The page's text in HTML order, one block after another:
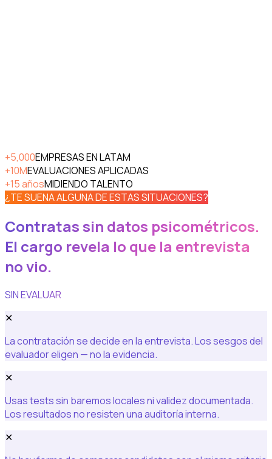
+5,000EMPRESAS EN LATAM
+10MEVALUACIONES APLICADAS
+15 añosMIDIENDO TALENTO
¿TE SUENA ALGUNA DE ESTAS SITUACIONES?
Contratas sin datos psicométricos.
El cargo revela lo que la entrevista
no vio.
SIN EVALUAR
✕
La contratación se decide en la entrevista. Los sesgos del
evaluador eligen — no la evidencia.
✕
Usas tests sin baremos locales ni validez documentada.
Los resultados no resisten una auditoría interna.
✕